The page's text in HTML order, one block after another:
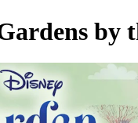
by